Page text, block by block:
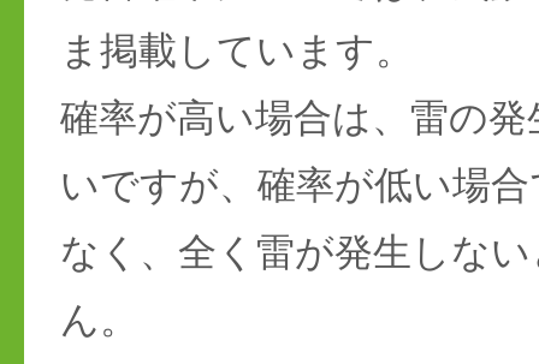
ま掲載しています。
確率が高い場合は、雷の
いですが、確率が低い場
なく、全く雷が発生しな
ん。